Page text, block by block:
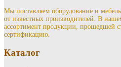
Мы поставляем оборудование и
от известных производителей. В
ассортимент продукции, прошедшей
сертификацию.
Каталог